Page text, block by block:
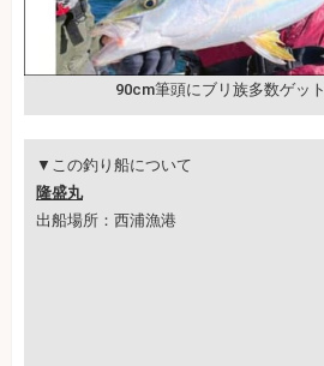
90cm筆頭にブリ族多数ゲット
▼この釣り船について
隆盛丸
出船場所：西浦漁港